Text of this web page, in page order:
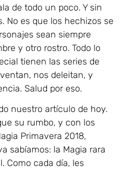
de todo un poco. Y sin
No es que los hechizos se
sean siempre
y otro rostro. Todo lo
tienen las series de
nos deleitan, y
Salud por eso.
nuestro artículo de hoy.
su rumbo, y con los
Primavera 2018,
sabíamos: la Magia rara
Como cada día, les